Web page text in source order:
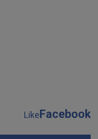
LikeFacebook